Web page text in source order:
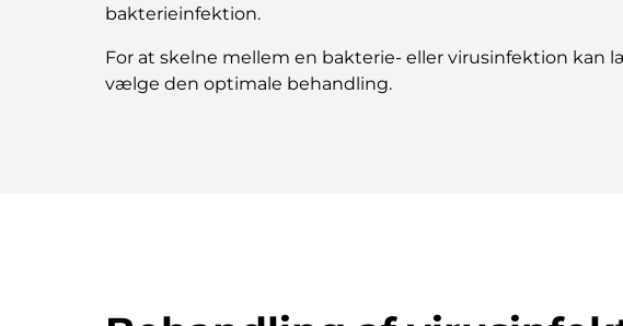
bakterieinfektion.
For at skelne mellem en bakterie- eller virusinfektion kan
vælge den optimale behandling.